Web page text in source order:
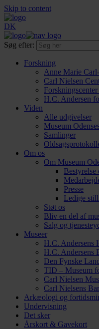
Skip to content
DK
Søg efter:
Forskning
Anne Marie
Carl Nielsen
H.C. Andersen
Viden
Alle udgivelser
Museum
Samlinger
Om os
Om Museum
Bestyrelse
Presse
Ledige
Støt os
Bliv en del af
Salg og
Museer
H.C. Andersens
H.C. Andersens
Den Fynske
TID – Museum
Carl Nielsen
Carl Nielsens
Arkæologi og
Undervisning
Det sker
Årskort & Gavekort